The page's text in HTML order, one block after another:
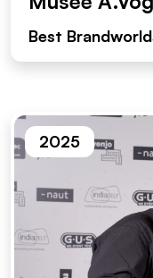
Best
2025